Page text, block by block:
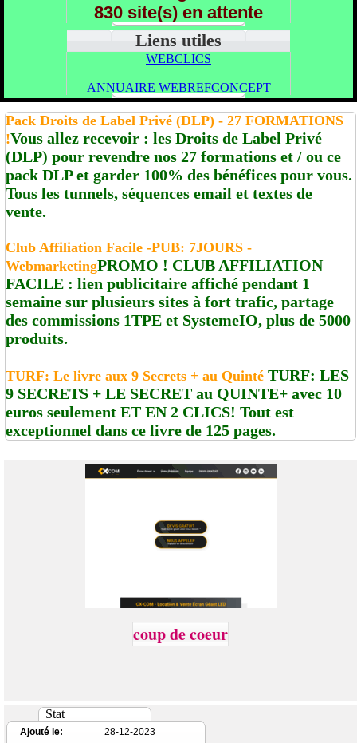
830 site(s) en attente
Liens utiles
WEBCLICS
ANNUAIRE WEBREFCONCEPT
Pack Droits de Label Privé (DLP) - 27 FORMATIONS
!Vous allez recevoir : les Droits de Label Privé
(DLP) pour revendre nos 27 formations et / ou ce
pack DLP et garder 100% des bénéfices pour vous.
Tous les tunnels, séquences email et textes de
vente.
Club Affiliation Facile -PUB: 7JOURS -
WebmarketingPROMO ! CLUB AFFILIATION
FACILE : lien publicitaire affiché pendant 1
semaine sur plusieurs sites à fort trafic, partage
des commissions 1TPE et SystemeIO, plus de 5000
produits.
TURF: Le livre aux 9 Secrets + au Quinté TURF: LES
9 SECRETS + LE SECRET au QUINTE+ avec 10
euros seulement ET EN 2 CLICS! Tout est
exceptionnel dans ce livre de 125 pages.
coup de coeur
Stat
Ajouté le: 28-12-2023